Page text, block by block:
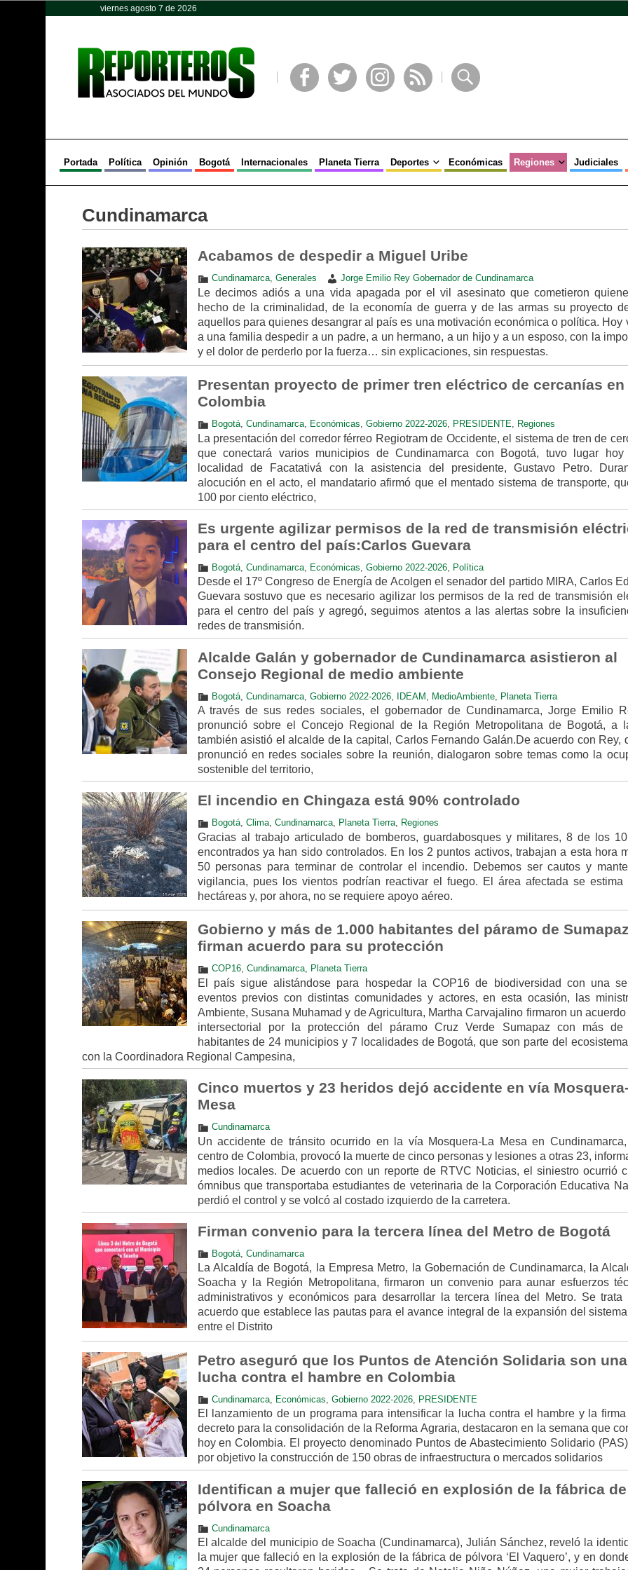
viernes agosto 7 de 2026
Portada Política Opinión Bogotá Internacionales Planeta Tierra Deportes Económicas Regiones Judiciales
Cundinamarca
Acabamos de despedir a Miguel Uribe
Cundinamarca, Generales Jorge Emilio Rey Gobernador de Cundinamarca
Le decimos adiós a una vida apagada por el vil asesinato que cometieron
hecho de la criminalidad, de la economía de guerra y de las armas su proyecto
aquellos para quienes desangrar al país es una motivación económica o política. Hoy
a una familia despedir a un padre, a un hermano, a un hijo y a un esposo, con la
y el dolor de perderlo por la fuerza… sin explicaciones, sin respuestas.
Presentan proyecto de primer tren eléctrico de cercanías en
Colombia
Bogotá, Cundinamarca, Económicas, Gobierno 2022-2026, PRESIDENTE, Regiones
La presentación del corredor férreo Regiotram de Occidente, el sistema de tren de
que conectará varios municipios de Cundinamarca con Bogotá, tuvo lugar
localidad de Facatativá con la asistencia del presidente, Gustavo Petro.
alocución en el acto, el mandatario afirmó que el mentado sistema de transporte,
100 por ciento eléctrico,
Es urgente agilizar permisos de la red de transmisión
para el centro del país:Carlos Guevara
Bogotá, Cundinamarca, Económicas Gobierno 2022-2026, Política
Desde el 17º Congreso de Energía de Acolgen el senador del partido MIRA, Carlos
Guevara sostuvo que es necesario agilizar los permisos de la red de transmisión
para el centro del país y agregó, seguimos atentos a las alertas sobre la
redes de transmisión.
Alcalde Galán y gobernador de Cundinamarca asistieron al
Consejo Regional de medio ambiente
Bogotá, Cundinamarca, Gobierno 2022-2026, IDEAM MedioAmbiente, Planeta Tierra
A través de sus redes sociales, el gobernador de Cundinamarca, Jorge Emilio
pronunció sobre el Concejo Regional de la Región Metropolitana de Bogotá, a
también asistió el alcalde de la capital, Carlos Fernando Galán.De acuerdo con Rey,
pronunció en redes sociales sobre la reunión, dialogaron sobre temas como la
sostenible del territorio,
El incendio en Chingaza está 90% controlado
Bogotá, Clima, Cundinamarca, Planeta Tierra, Regiones
Gracias al trabajo articulado de bomberos, guardabosques y militares, 8 de los
encontrados ya han sido controlados. En los 2 puntos activos, trabajan a esta hora
50 personas para terminar de controlar el incendio. Debemos ser cautos y
vigilancia, pues los vientos podrían reactivar el fuego. El área afectada se estima
hectáreas y, por ahora, no se requiere apoyo aéreo.
Gobierno y más de 1.000 habitantes del páramo de Sumapaz
firman acuerdo para su protección
COP16, Cundinamarca, Planeta Tierra
El país sigue alistándose para hospedar la COP16 de biodiversidad con una
eventos previos con distintas comunidades y actores, en esta ocasión, las
Ambiente, Susana Muhamad y de Agricultura, Martha Carvajalino firmaron un acuerdo
intersectorial por la protección del páramo Cruz Verde Sumapaz con más de
habitantes de 24 municipios y 7 localidades de Bogotá, que son parte del
con la Coordinadora Regional Campesina,
Cinco muertos y 23 heridos dejó accidente en vía
Mesa
Cundinamarca
Un accidente de tránsito ocurrido en la vía Mosquera-La Mesa en
centro de Colombia, provocó la muerte de cinco personas y lesiones a otras 23,
medios locales. De acuerdo con un reporte de RTVC Noticias, el siniestro ocurrió
ómnibus que transportaba estudiantes de veterinaria de la Corporación Educativa
perdió el control y se volcó al costado izquierdo de la carretera.
Firman convenio para la tercera línea del Metro de Bogotá
Bogotá, Cundinamarca
La Alcaldía de Bogotá, la Empresa Metro, la Gobernación de Cundinamarca, la
Soacha y la Región Metropolitana, firmaron un convenio para aunar esfuerzos
administrativos y económicos para desarrollar la tercera línea del Metro. Se trata
acuerdo que establece las pautas para el avance integral de la expansión del
entre el Distrito
Petro aseguró que los Puntos de Atención Solidaria son una
lucha contra el hambre en Colombia
Cundinamarca, Económicas Gobierno 2022-2026, PRESIDENTE
El lanzamiento de un programa para intensificar la lucha contra el hambre y la
decreto para la consolidación de la Reforma Agraria, destacaron en la semana que
hoy en Colombia. El proyecto denominado Puntos de Abastecimiento Solidario
por objetivo la construcción de 150 obras de infraestructura o mercados solidarios
Identifican a mujer que falleció en explosión de la fábrica de
pólvora en Soacha
Cundinamarca
El alcalde del municipio de Soacha (Cundinamarca), Julián Sánchez, reveló la
la mujer que falleció en la explosión de la fábrica de pólvora ‘El Vaquero’, y en
Opinión Política